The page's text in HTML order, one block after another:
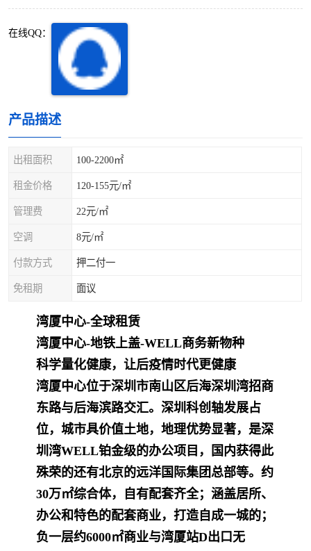
在线QQ：
产品描述
出租面积 100-2200㎡
租金价格 120-155元/㎡
管理费 22元/㎡
空调 8元/㎡
付款方式 押二付一
免租期 面议
湾厦中心-全球租赁
湾厦中心-地铁上盖-WELL商务新物种
科学量化健康，让后疫情时代更健康
湾厦中心位于深圳市南山区后海深圳湾招商
东路与后海滨路交汇。深圳科创轴发展占
位，城市具价值土地，地理优势显著，是深
圳湾WELL铂金级的办公项目，国内获得此
殊荣的还有北京的远洋国际集团总部等。约
30万㎡综合体，自有配套齐全；涵盖居所、
办公和特色的配套商业，打造自成一城的；
负一层约6000㎡商业与湾厦站D出 口无
深圳超级总部基地
华侨城
龙岗区
宝安西乡
龙华观澜